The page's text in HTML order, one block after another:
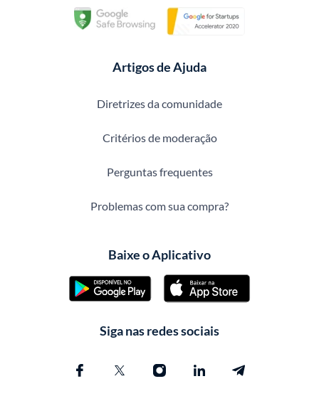
Artigos de Ajuda
Diretrizes da comunidade
Critérios de moderação
Perguntas frequentes
Problemas com sua compra?
Baixe o Aplicativo
Siga nas redes sociais